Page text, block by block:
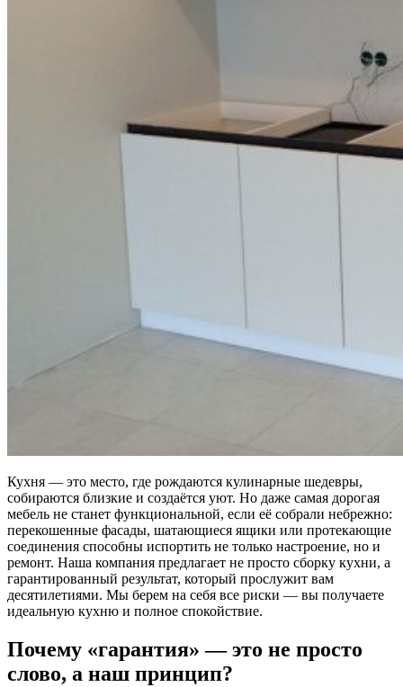
Кухня — это место, где рождаются кулинарные шедевры,
собираются близкие и создаётся уют. Но даже самая дорогая
мебель не станет функциональной, если её собрали небрежно:
перекошенные фасады, шатающиеся ящики или протекающие
соединения способны испортить не только настроение, но и
ремонт. Наша компания предлагает не просто сборку кухни, а
гарантированный результат, который прослужит вам
десятилетиями. Мы берем на себя все риски — вы получаете
идеальную кухню и полное спокойствие.
Почему «гарантия» — это не просто
слово, а наш принцип?